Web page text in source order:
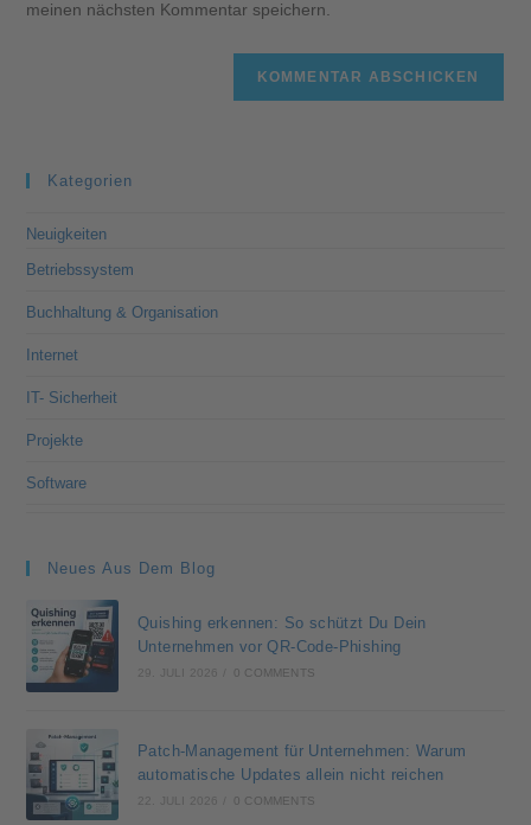
meinen nächsten Kommentar speichern.
Kategorien
Neuigkeiten
Betriebssystem
Buchhaltung & Organisation
Internet
IT- Sicherheit
Projekte
Software
Neues Aus Dem Blog
Quishing erkennen: So schützt Du Dein
Unternehmen vor QR-Code-Phishing
29. JULI 2026 0 COMMENTS
Patch-Management für Unternehmen: Warum
automatische Updates allein nicht reichen
22. JULI 2026 0 COMMENTS